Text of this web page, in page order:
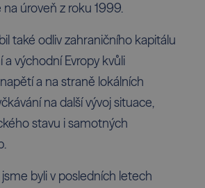
úroveň z roku 1999.
také odliv zahraničního kapitálu
východní Evropy kvůli
a na straně lokálních
na další vývoj situace,
stavu i samotných
byli v posledních letech